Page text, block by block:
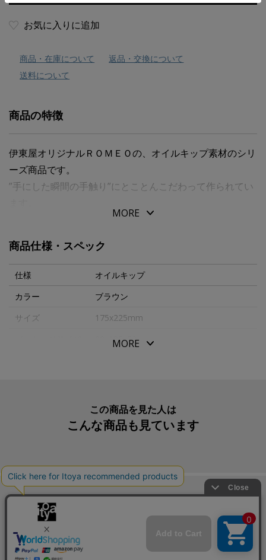
お気に入りに追加
商品・在庫について
返品・交換について
送料について
商品の特徴
伊東屋オリジナルＲＯＭＥＯの、オイルキップ素材のシリ
ーズ商品です。
”手にした瞬間の手触り”にとことんこだわって作られてい
北米産の生後半年から１年半の上質な中牛皮のみを用い、
し、たっぷりとオイルを染みこませました。
表面加工も極力控え、自然のシワ、シボをそのままに仕上
げました。
ふっくらとした革質、しっとりした手触り、使い込むほど
もちろん品質だけではなく機能面も充実しています。
筆記具が入りやすいように、入口を浮かせて縫製いたしま
にはベロをつけ、筆記具が簡単には落ちないように工夫さ
れています。
筆記具は６本収納が可能です。６本収納できれば、あれも
これも入れたいのに！と迷うこともなくなりそうです。
出し入れの頻度を考慮し、内側には、軽くてシワになりに
くく型くずれしにくい人工皮革を使用しています。
MORE
商品仕様・スペック
仕様
オイルキップ
カラー
ブラウン
サイズ
175x225mm
90x185x52mm
日本
RB-11*
MORE
この商品を見た人は
こんな商品も見ています
こんな商品も買っています